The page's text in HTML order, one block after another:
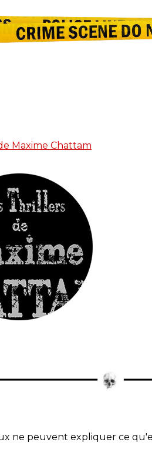
Maxime Chattam
ne peuvent expliquer ce